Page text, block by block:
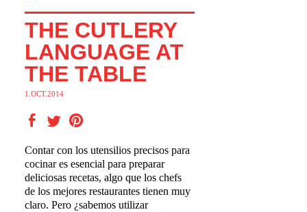
THE CUTLERY
LANGUAGE AT
THE TABLE
1.OCT.2014
Contar con los utensilios precisos para
cocinar es esencial para preparar
deliciosas recetas, algo que los chefs
de los mejores restaurantes tienen muy
claro. Pero ¿sabemos utilizar